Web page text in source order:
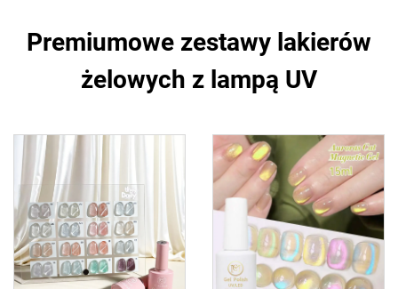
Premiumowe zestawy lakierów
żelowych z lampą UV